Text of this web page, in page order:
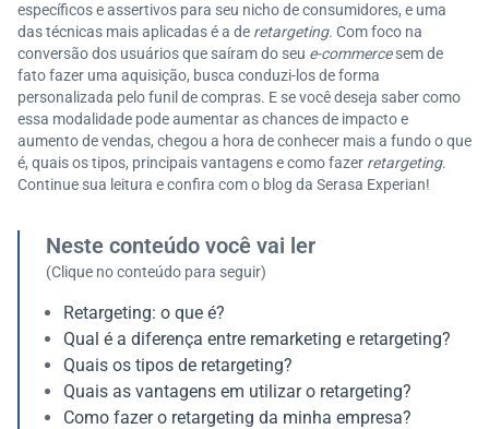
específicos e assertivos para seu nicho de consumidores, e uma
das técnicas mais aplicadas é a de retargeting. Com foco na
conversão dos usuários que saíram do seu e-commercesem de
fato fazer uma aquisição, busca conduzi-los de forma
personalizada pelo funil de compras. E se você deseja saber como
essa modalidade pode aumentar as chances de impacto e
aumento de vendas, chegou a hora de conhecer mais a fundo o que
é, quais os tipos, principais vantagens e como fazer retargeting.
Continue sua leitura e confira com o blog da Serasa Experian!
Neste conteúdo você vai ler
(Clique no conteúdo para seguir)
Retargeting: o que é?
Qual é a diferença entre remarketing e retargeting?
Quais os tipos de retargeting?
Quais as vantagens em utilizar o retargeting?
Como fazer o retargeting da minha empresa?